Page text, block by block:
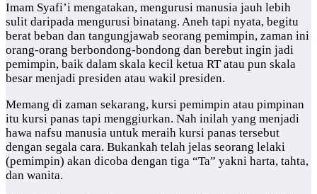
Imam Syafi’i mengatakan, mengurusi manusia jauh lebih
sulit daripada mengurusi binatang. Aneh tapi nyata, begitu
berat beban dan tangungjawab seorang pemimpin, zaman ini
orang-orang berbondong-bondong dan berebut ingin jadi
pemimpin, baik dalam skala kecil ketua RT atau pun skala
besar menjadi presiden atau wakil presiden.
Memang di zaman sekarang, kursi pemimpin atau pimpinan
itu kursi panas tapi menggiurkan. Nah inilah yang menjadi
hawa nafsu manusia untuk meraih kursi panas tersebut
dengan segala cara. Bukankah telah jelas seorang lelaki
(pemimpin) akan dicoba dengan tiga “Ta” yakni harta, tahta,
dan wanita.